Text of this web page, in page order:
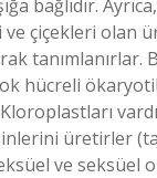
bağlıdır.
çiçekleri olan
tanımlanırlar.
hücreli
üretirler
ve seksüel